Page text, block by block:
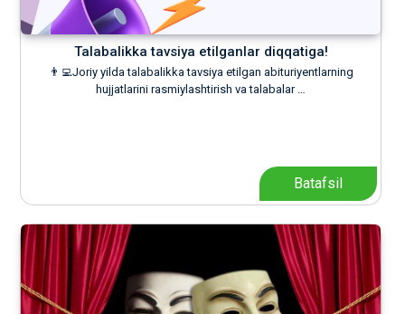
Talabalikka tavsiya etilganlar diqqatiga!
👨‍💻Joriy yilda talabalikka tavsiya etilgan abituriyentlarning
hujjatlarini rasmiylashtirish va talabalar …
Batafsil